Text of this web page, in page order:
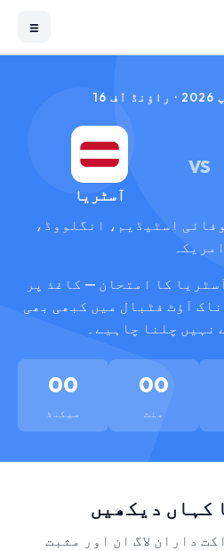
☰
VS
آسٹریا
· 19:00 · سوفائی اسٹیڈیم، انگلووڈ،
امریکہ
کا امتحان — کاغذ پر
آؤٹ فٹبال میں کبھی بھی
نہیں چلنا چاہیے۔
00
منٹ
00
سیکنڈ
کہاں دیکھیں
داران لاگ ان اور مثبت